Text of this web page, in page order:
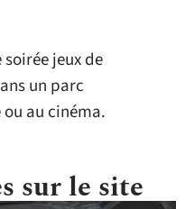
jeux de
un parc
au cinéma.
sur le site